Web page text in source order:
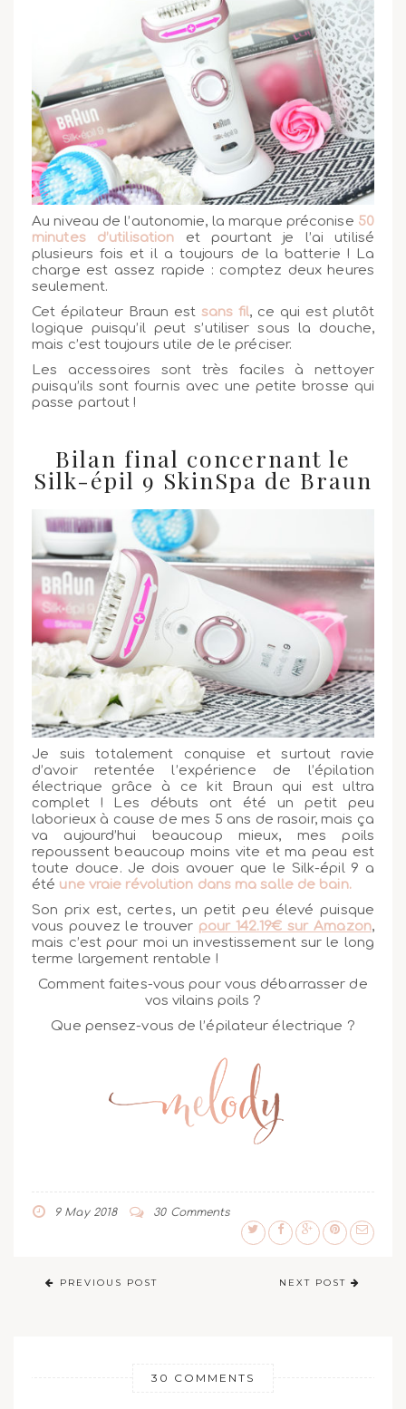
Au niveau de l’autonomie, la marque préconise 50
minutes d’utilisation
et pourtant je l’ai utilisé
plusieurs fois et il a toujours de la batterie ! La
charge est assez rapide : comptez deux heures
seulement.
Cet épilateur Braun est sans fil, ce qui est plutôt
logique puisqu’il peut s’utiliser sous la douche,
mais c’est toujours utile de le préciser.
Les accessoires sont très faciles à nettoyer
puisqu’ils sont fournis avec une petite brosse qui
passe partout !
Bilan final concernant le
Silk-épil 9 SkinSpa de Braun
Je suis totalement conquise et surtout ravie
d’avoir retentée l’expérience de l’épilation
électrique grâce à ce kit Braun qui est ultra
complet ! Les débuts ont été un petit peu
laborieux à cause de mes 5 ans de rasoir, mais ça
va aujourd’hui beaucoup mieux, mes poils
repoussent beaucoup moins vite et ma peau est
toute douce. Je dois avouer que le Silk-épil 9 a
été une vraie révolution dans ma salle de bain.
Son prix est, certes, un petit peu élevé puisque
vous pouvez le trouver pour 142.19€ sur Amazon,
mais c’est pour moi un investissement sur le long
terme largement rentable !
Comment faites-vous pour vous débarrasser de
vos vilains poils ?
Que pensez-vous de l’épilateur électrique ?
9 May 2018 30 Comments
PREVIOUS POST NEXT POST
30 COMMENTS